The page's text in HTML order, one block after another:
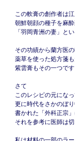
この軟膏の創作者は
朝鮮朝顔の種子を麻
「羽岡青洲の妻」と
その功績から蘭方医
薬草を使った処方箋
紫雲膏もその一つです
さて
このレシピの元にな
更に時代をさかのぼ
書かれた「外科正宗
それを参考に医師は